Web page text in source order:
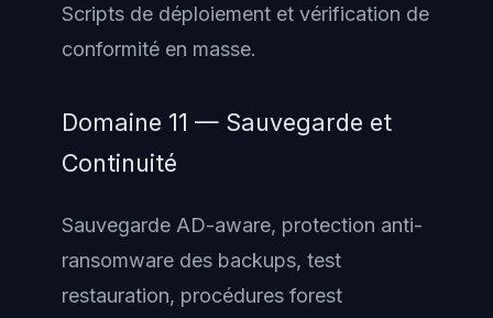
Scripts de déploiement et vérification de
conformité en masse.
Domaine 11 — Sauvegarde et
Continuité
Sauvegarde AD-aware, protection anti-
ransomware des backups, test
restauration, procédures forest